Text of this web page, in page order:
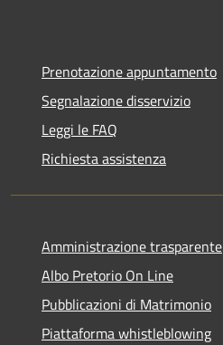
Prenotazione appuntamento
Segnalazione disservizio
Leggi le FAQ
Richiesta assistenza
Amministrazione trasparente
Albo Pretorio On Line
Pubblicazioni di Matrimonio
Piattaforma whistleblowing